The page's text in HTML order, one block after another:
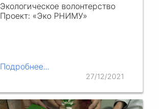
Экологическое волонтерство
Проект: «Эко РНИМУ»
Подробнее...
27/12/2021